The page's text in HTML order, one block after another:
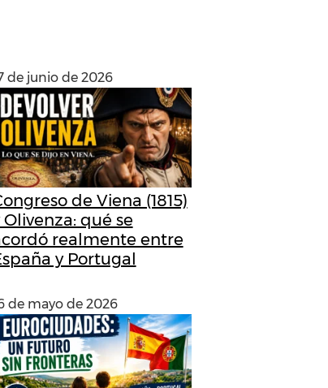
de junio de 2026
de Viena (1815)
Olivenza: qué se
realmente entre
y Portugal
de mayo de 2026